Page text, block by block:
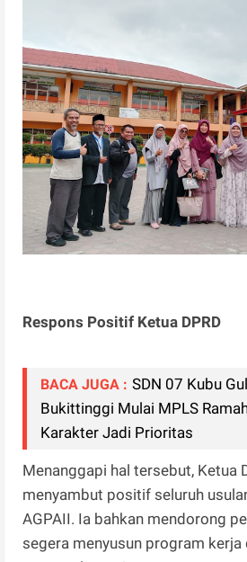
Respons Positif Ketua DPRD
BACA JUGA : SDN 07 Kubu
Bukittinggi Mulai MPLS
Karakter Jadi Prioritas
Menanggapi hal tersebut, Ketua
menyambut positif seluruh
AGPAII. Ia bahkan mendorong
segera menyusun program kerja